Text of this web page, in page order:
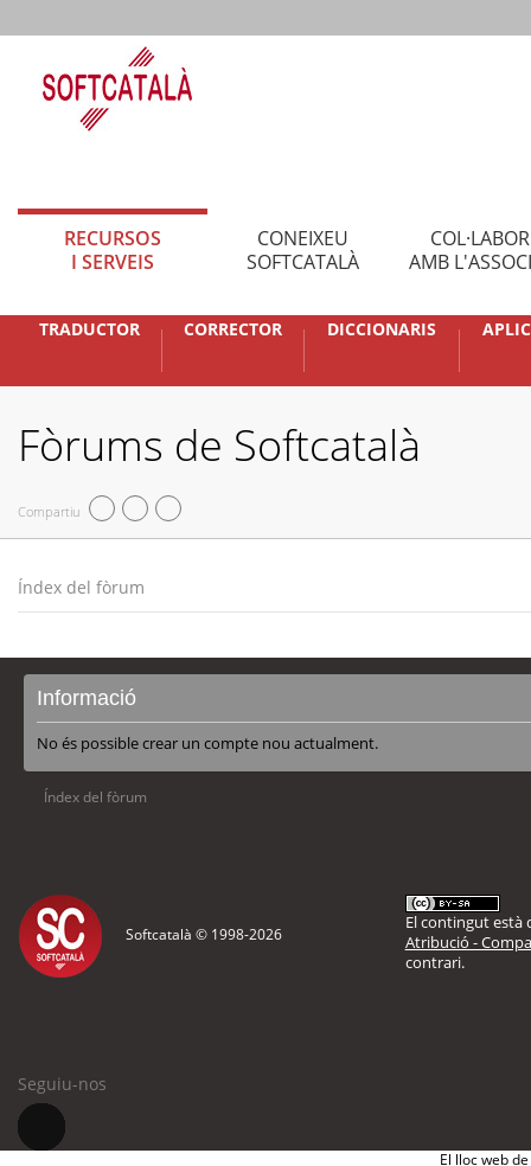
RECURSOS
I SERVEIS
CONEIXEU
SOFTCATALÀ
AMB
TRADUCTOR CORRECTOR DICCIONARIS
Fòrums de Softcatalà
Compartiu
Índex del fòrum
Informació
No és possible crear un compte nou actualment.
Índex del fòrum
Softcatalà © 1998-2026
El contingut està
Atribució -
contrari.
Seguiu-nos
El lloc web